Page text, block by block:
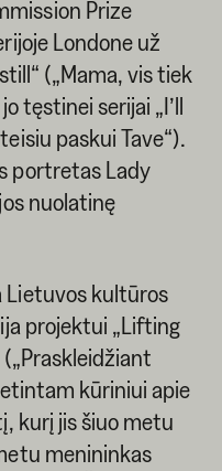
Prize
Londone už
(„Mama, vis tiek
tęstinei serijai „I’ll
paskui Tave“).
portretas Lady
nuolatinę
kultūros
projektui „Lifting
kūriniui apie
kurį jis šiuo metu
menininkas